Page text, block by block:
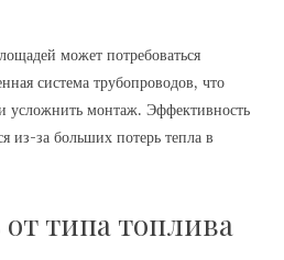
может потребоваться
система трубопроводов, что
усложнить монтаж. Эффективность
из-за больших потерь тепла в
типа топлива